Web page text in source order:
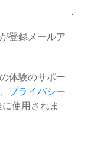
登録メールア
体験のサポー
プライバシー
使用されま